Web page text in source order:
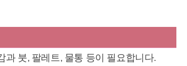
붓, 팔레트, 물통 등이 필요합니다.